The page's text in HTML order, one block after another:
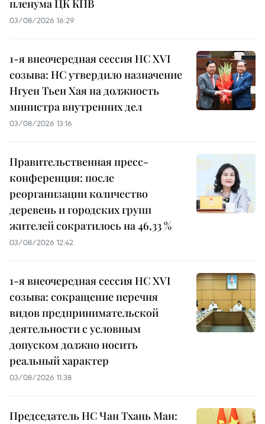
пленума ЦК КПВ
03/08/2026 16:29
1-я внеочередная сессия НС XVI
созыва: НС утвердило назначение
Нгуен Тьен Хая на должность
министра внутренних дел
03/08/2026 13:16
Правительственная пресс-
конференция: после
реорганизации количество
деревень и городских групп
жителей сократилось на 46,33 %
03/08/2026 12:42
1-я внеочередная сессия НС XVI
созыва: сокращение перечня
видов предпринимательской
деятельности с условным
допуском должно носить
реальный характер
03/08/2026 11:38
Председатель НС Чан Тхань Ман: